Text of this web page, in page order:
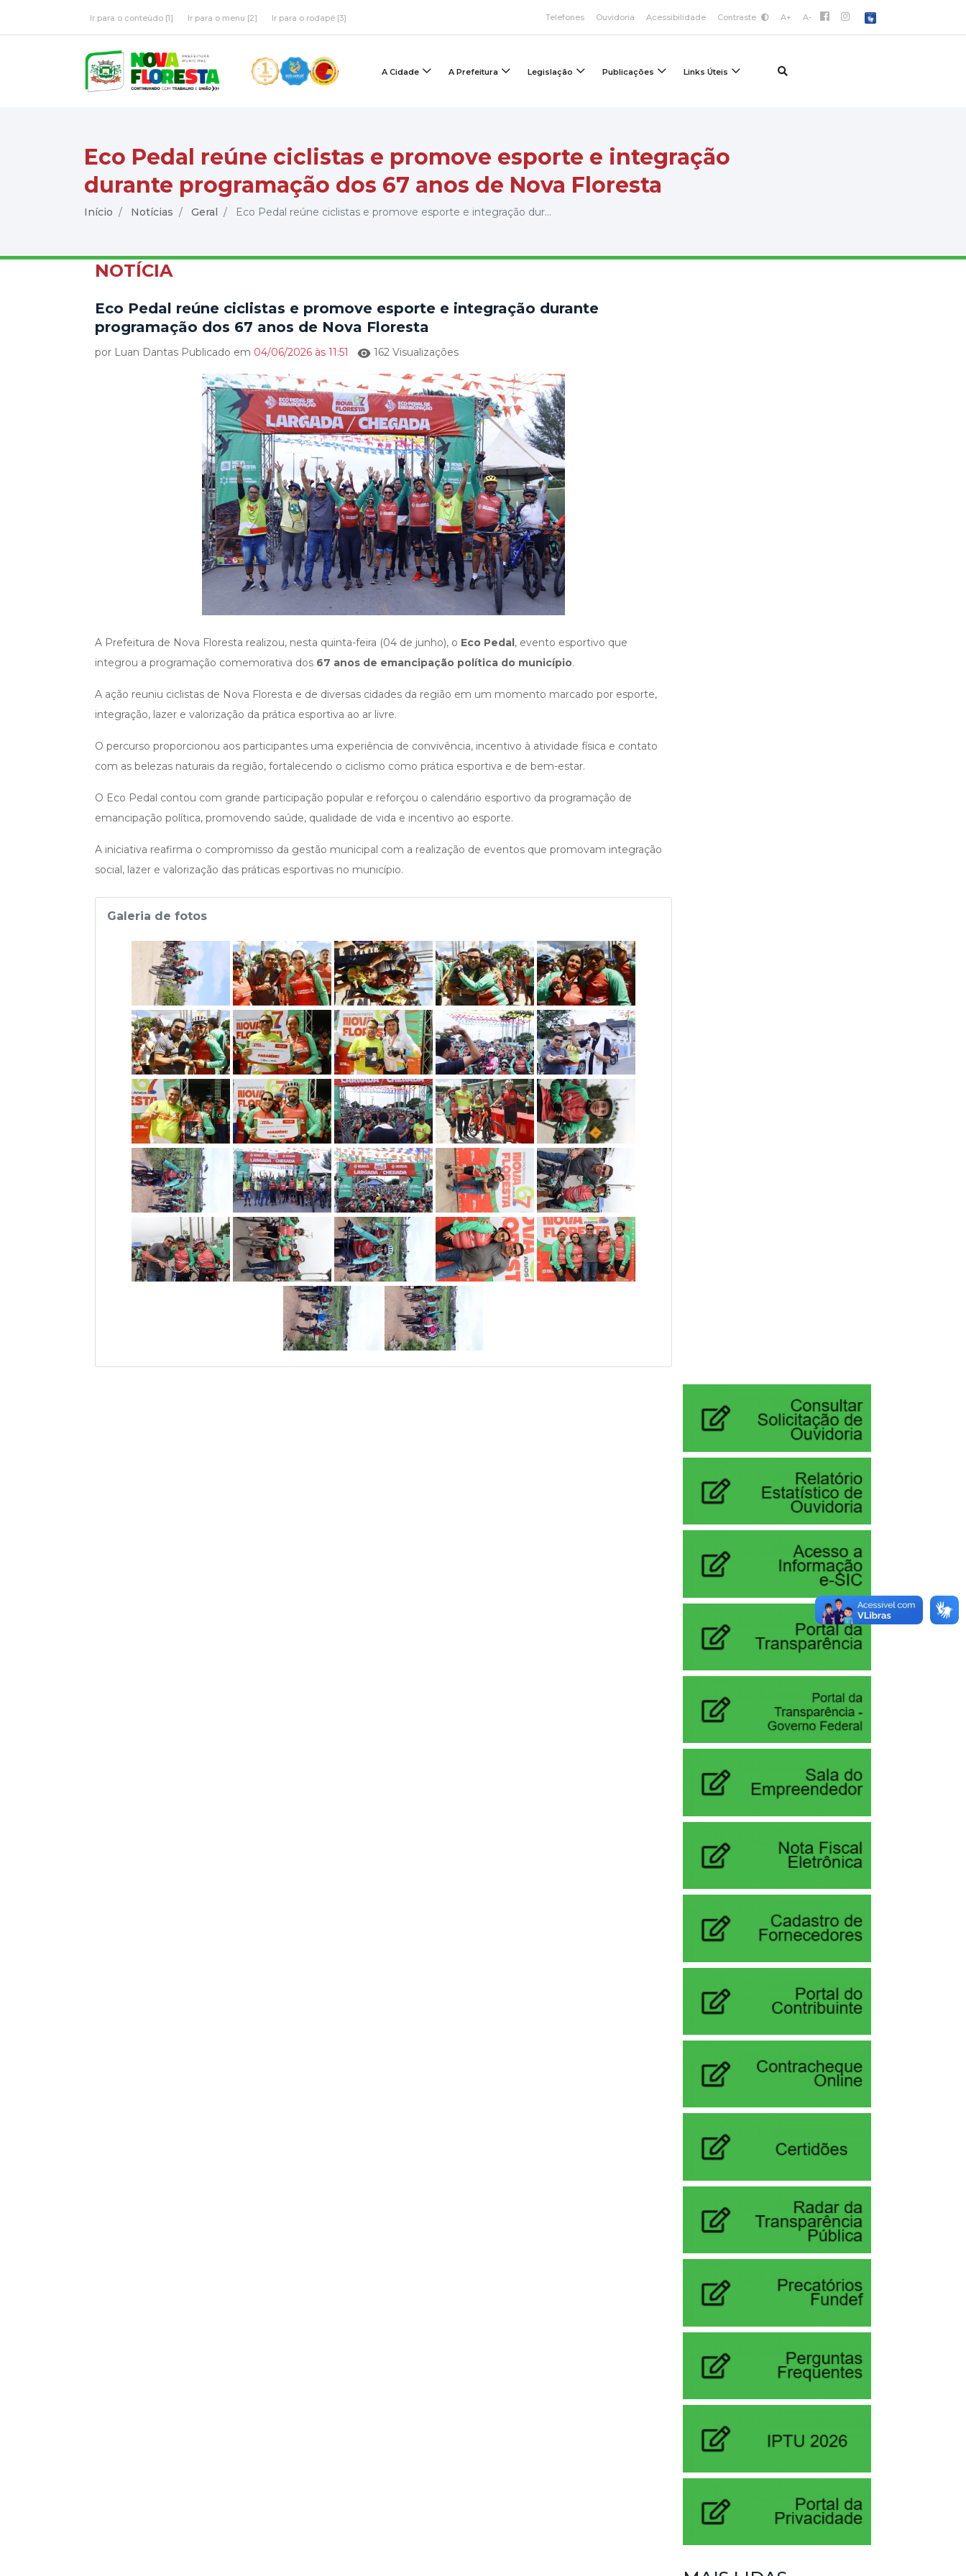
Ir para o conteúdo [1] Ir para o menu [2] Ir para o rodapé [3] Telefones Ouvidoria Acessibilidade Contraste A+ A-
A Cidade A Prefeitura Legislação Publicações Links Úteis
Eco Pedal reúne ciclistas e promove esporte e integração
durante programação dos 67 anos de Nova Floresta
Início Notícias Geral Eco Pedal reúne ciclistas e promove esporte e integração dur...
NOTÍCIA
Eco Pedal reúne ciclistas e promove esporte e integração durante
programação dos 67 anos de Nova Floresta
por Luan Dantas Publicado em 04/06/2026 às 11:51 162 Visualizações
A Prefeitura de Nova Floresta realizou, nesta quinta-feira (04 de junho), o Eco Pedal , evento esportivo que
integrou a programação comemorativa dos 67 anos de emancipação política do município.
A ação reuniu ciclistas de Nova Floresta e de diversas cidades da região em um momento marcado por esporte,
integração, lazer e valorização da prática esportiva ao ar livre.
O percurso proporcionou aos participantes uma experiência de convivência, incentivo à atividade física e contato
com as belezas naturais da região, fortalecendo o ciclismo como prática esportiva e de bem-estar.
O Eco Pedal contou com grande participação popular e reforçou o calendário esportivo da programação de
emancipação política, promovendo saúde, qualidade de vida e incentivo ao esporte.
A iniciativa reafirma o compromisso da gestão municipal com a realização de eventos que promovam integração
social, lazer e valorização das práticas esportivas no município.
Galeria de fotos